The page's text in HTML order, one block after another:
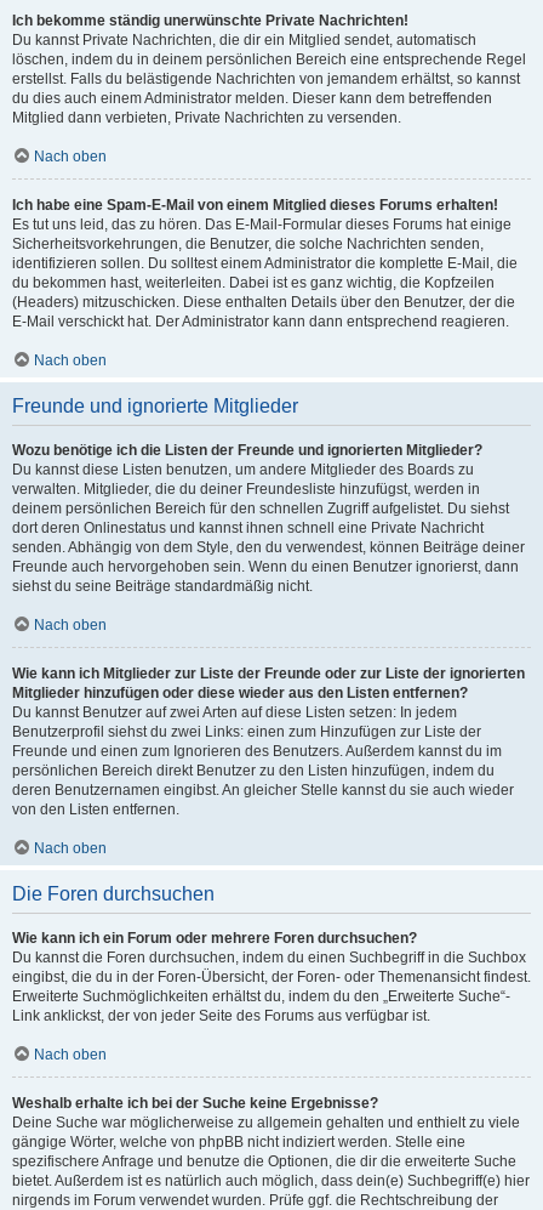
Ich bekomme ständig unerwünschte Private Nachrichten!
Du kannst Private Nachrichten, die dir ein Mitglied sendet, automatisch
löschen, indem du in deinem persönlichen Bereich eine entsprechende Regel
erstellst. Falls du belästigende Nachrichten von jemandem erhältst, so kannst
du dies auch einem Administrator melden. Dieser kann dem betreffenden
Mitglied dann verbieten, Private Nachrichten zu versenden.
Nach oben
Ich habe eine Spam-E-Mail von einem Mitglied dieses Forums erhalten!
Es tut uns leid, das zu hören. Das E-Mail-Formular dieses Forums hat einige
Sicherheitsvorkehrungen, die Benutzer, die solche Nachrichten senden,
identifizieren sollen. Du solltest einem Administrator die komplette E-Mail, die
du bekommen hast, weiterleiten. Dabei ist es ganz wichtig, die Kopfzeilen
(Headers) mitzuschicken. Diese enthalten Details über den Benutzer, der die
E-Mail verschickt hat. Der Administrator kann dann entsprechend reagieren.
Nach oben
Freunde und ignorierte Mitglieder
Wozu benötige ich die Listen der Freunde und ignorierten Mitglieder?
Du kannst diese Listen benutzen, um andere Mitglieder des Boards zu
verwalten. Mitglieder, die du deiner Freundesliste hinzufügst, werden in
deinem persönlichen Bereich für den schnellen Zugriff aufgelistet. Du siehst
dort deren Onlinestatus und kannst ihnen schnell eine Private Nachricht
senden. Abhängig von dem Style, den du verwendest, können Beiträge deiner
Freunde auch hervorgehoben sein. Wenn du einen Benutzer ignorierst, dann
siehst du seine Beiträge standardmäßig nicht.
Nach oben
Wie kann ich Mitglieder zur Liste der Freunde oder zur Liste der ignorierten
Mitglieder hinzufügen oder diese wieder aus den Listen entfernen?
Du kannst Benutzer auf zwei Arten auf diese Listen setzen: In jedem
Benutzerprofil siehst du zwei Links: einen zum Hinzufügen zur Liste der
Freunde und einen zum Ignorieren des Benutzers. Außerdem kannst du im
persönlichen Bereich direkt Benutzer zu den Listen hinzufügen, indem du
deren Benutzernamen eingibst. An gleicher Stelle kannst du sie auch wieder
von den Listen entfernen.
Nach oben
Die Foren durchsuchen
Wie kann ich ein Forum oder mehrere Foren durchsuchen?
Du kannst die Foren durchsuchen, indem du einen Suchbegriff in die Suchbox
eingibst, die du in der Foren-Übersicht, der Foren- oder Themenansicht findest.
Erweiterte Suchmöglichkeiten erhältst du, indem du den „Erweiterte Suche“-
Link anklickst, der von jeder Seite des Forums aus verfügbar ist.
Nach oben
Weshalb erhalte ich bei der Suche keine Ergebnisse?
Deine Suche war möglicherweise zu allgemein gehalten und enthielt zu viele
gängige Wörter, welche von phpBB nicht indiziert werden. Stelle eine
spezifischere Anfrage und benutze die Optionen, die dir die erweiterte Suche
bietet. Außerdem ist es natürlich auch möglich, dass dein(e) Suchbegriff(e) hier
nirgends im Forum verwendet wurden. Prüfe ggf. die Rechtschreibung der